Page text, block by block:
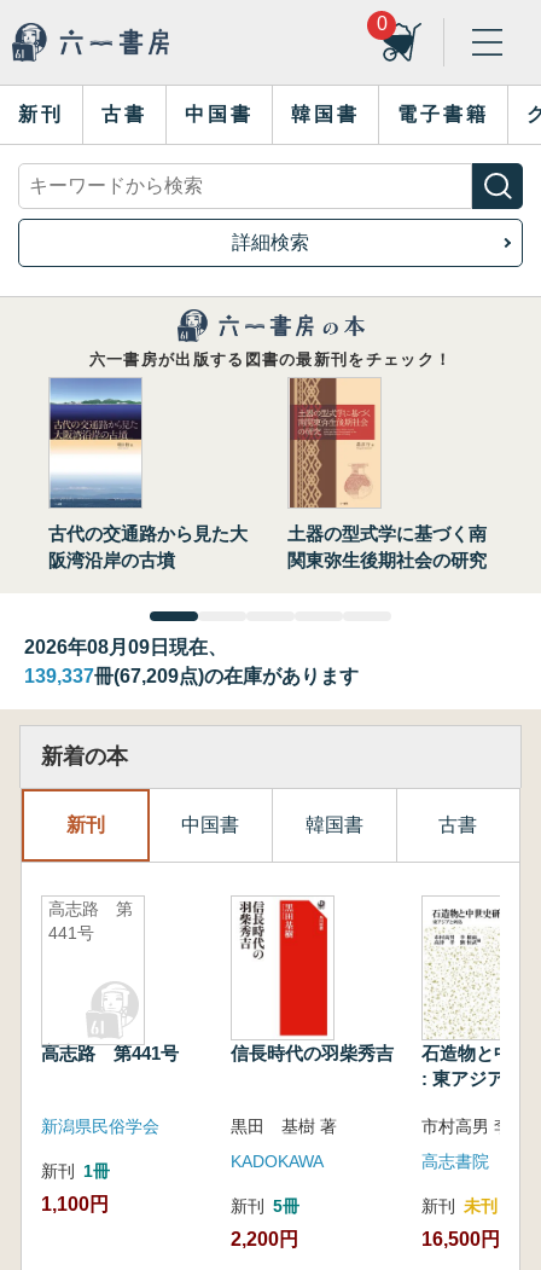
0
新刊 古書 中国書 韓国書 電子書籍
詳細検索
六一書房が出版する図書の最新刊をチェック！
古代の交通路から見た大
阪湾沿岸の古墳
土器の型式学に基づく南
関東弥生後期社会の研究
2026年08月09日現在、
139,337冊(67,209点)の在庫があります
新着の本
新刊 中国書 韓国書 古書
高志路 第
441号
高志路 第441号
新潟県民俗学会
新刊 1冊
1,100円
信長時代の羽柴秀吉
黒田 基樹 著
KADOKAWA
新刊 5冊
2,200円
石造物と中世
: 東アジアと
高志書院
新刊 未刊
16,500円